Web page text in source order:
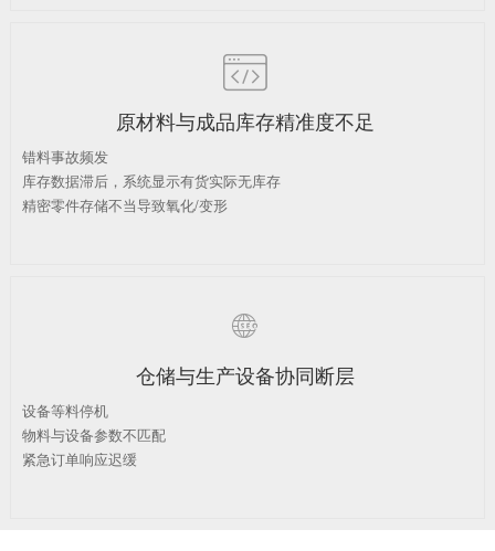

原材料与成品库存精准度不足
错料事故频发
库存数据滞后，系统显示有货实际无库存
精密零件存储不当导致氧化/变形

仓储与生产设备协同断层
设备等料停机
物料与设备参数不匹配
紧急订单响应迟缓